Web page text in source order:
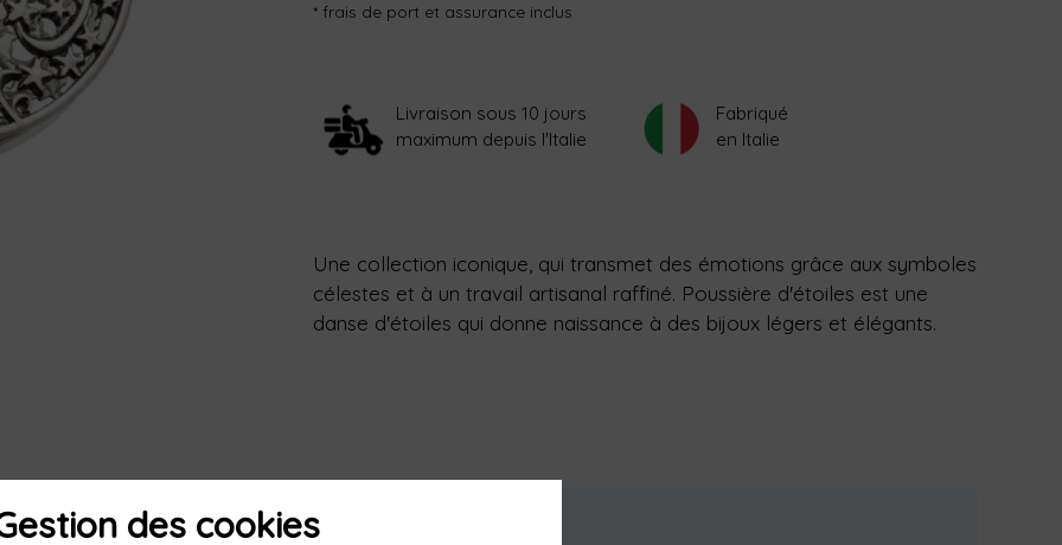
souhaitez poursuivre votre voyage en Italie avec nous,
* frais de port et assurance inclus
Livraison sous 10 jours
maximum depuis l'Italie
Fabriqué
en Italie
Une collection iconique, qui transmet des émotions grâce aux symboles
célestes et à un travail artisanal raffiné. Poussière d'étoiles est une
danse d'étoiles qui donne naissance à des bijoux légers et élégants.
des cookies